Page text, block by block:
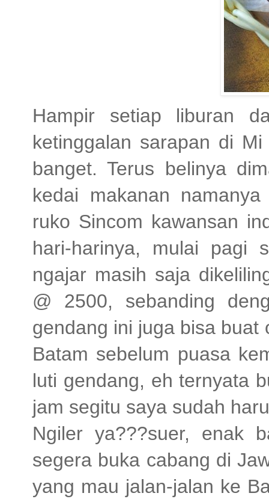
Hampir setiap liburan
ketinggalan sarapan di
banget. Terus belinya
kedai makanan
ruko Sincom kawansan
hari-harinya, mulai pagi
ngajar masih saja
@ 2500, sebanding
gendang ini juga bisa buat
Batam sebelum puasa
luti gendang, eh ternyata
jam segitu saya sudah
Ngiler ya???suer, enak
segera buka cabang di
yang mau jalan-jalan ke